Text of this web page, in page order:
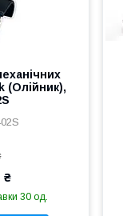
(Олійник),
₴
30 од.